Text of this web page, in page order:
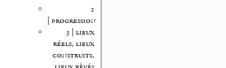
2
| progression
3 | lieux
réels, lieux
construits,